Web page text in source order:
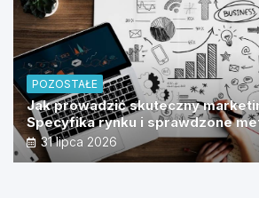
POZOSTAŁE
Jak prowadzić skuteczny
Specyfika rynku i sprawdzone
31 lipca 2026